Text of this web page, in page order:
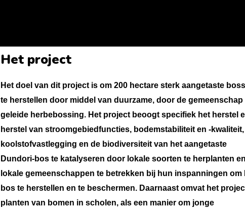
Het project
Het doel van dit project is om 200 hectare sterk aangetaste
te herstellen door middel van duurzame, door de gemeenschap
geleide herbebossing. Het project beoogt specifiek het herstel
herstel van stroomgebiedfuncties, bodemstabiliteit en -kwaliteit,
koolstofvastlegging en de biodiversiteit van het aangetaste
Dundori-bos te katalyseren door lokale soorten te herplanten en
lokale gemeenschappen te betrekken bij hun inspanningen om
bos te herstellen en te beschermen. Daarnaast omvat het
planten van bomen in scholen, als een manier om jonge